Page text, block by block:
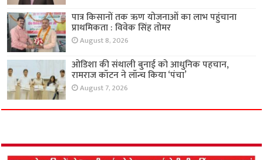
पात्र किसानों तक ऋण योजनाओं का लाभ पहुंचाना
प्राथमिकता : विवेक सिंह तोमर
August 8, 2026
ओडिशा की संथाली बुनाई को आधुनिक पहचान,
रामराज कॉटन ने लॉन्च किया ‘पंचा’
August 7, 2026